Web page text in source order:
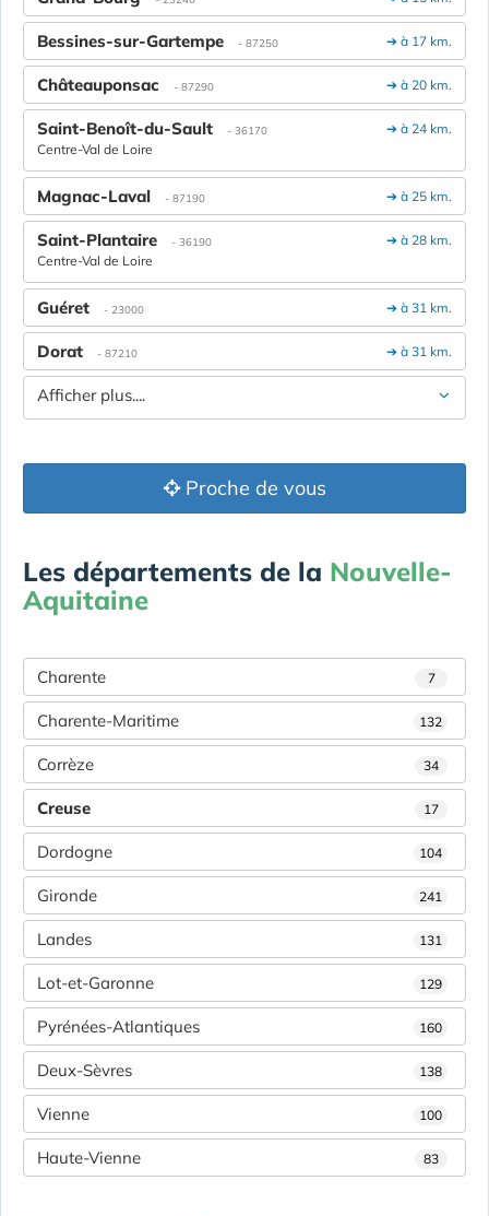
➔ à 17 km.
Bessines-sur-Gartempe - 87250
➔ à 20 km.
Châteauponsac - 87290
➔ à 24 km.
Saint-Benoît-du-Sault - 36170
Centre-Val de Loire
➔ à 25 km.
Magnac-Laval - 87190
➔ à 28 km.
Saint-Plantaire - 36190
Centre-Val de Loire
➔ à 31 km.
Guéret - 23000
➔ à 31 km.
Dorat - 87210
Afficher plus....
Proche de vous
Les départements de la Nouvelle-
Aquitaine
Charente 7
Charente-Maritime 132
Corrèze 34
Creuse 17
Dordogne 104
Gironde 241
Landes 131
Lot-et-Garonne 129
Pyrénées-Atlantiques 160
Deux-Sèvres 138
Vienne 100
Haute-Vienne 83